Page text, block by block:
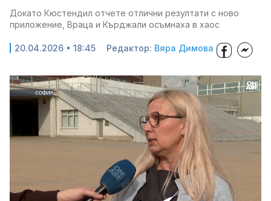
Докато Кюстендил отчете отлични резултати с ново
приложение, Враца и Кърджали осъмнаха в хаос
20.04.2026 • 18:45 Редактор: Вяра Димова